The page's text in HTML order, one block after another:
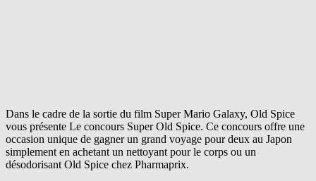
Dans le cadre de la sortie du film Super Mario Galaxy, Old Spice
vous présente Le concours Super Old Spice. Ce concours offre une
occasion unique de gagner un grand voyage pour deux au Japon
simplement en achetant un nettoyant pour le corps ou un
désodorisant Old Spice chez Pharmaprix.